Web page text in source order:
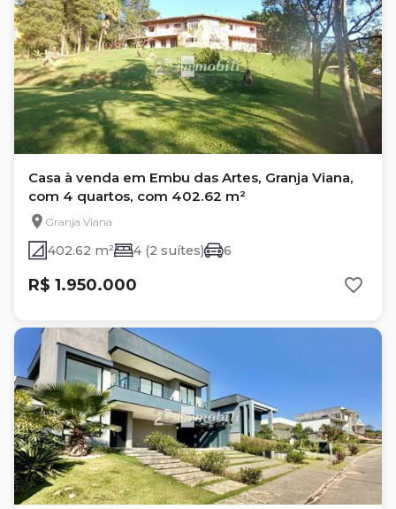
Casa à venda em Embu das Artes, Granja Viana,
com 4 quartos, com 402.62 m²
Granja Viana
402.62 m² 4 (2 suítes) 6
R$ 1.950.000